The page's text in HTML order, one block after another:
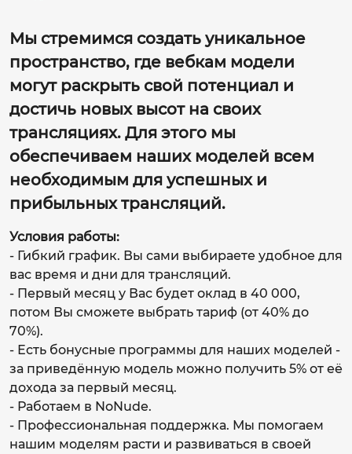
Мы стремимся создать уникальное
пространство, где вебкам модели
могут раскрыть свой потенциал и
достичь новых высот на своих
трансляциях. Для этого мы
обеспечиваем наших моделей всем
необходимым для успешных и
прибыльных трансляций.
Условия работы:
- Гибкий график. Вы сами выбираете удобное для
вас время и дни для трансляций.
- Первый месяц у Вас будет оклад в 40 000,
потом Вы сможете выбрать тариф (от 40% до
70%).
- Есть бонусные программы для наших моделей -
за приведённую модель можно получить 5% от её
дохода за первый месяц.
- Работаем в NoNude.
- Профессиональная поддержка. Мы помогаем
нашим моделям расти и развиваться в своей